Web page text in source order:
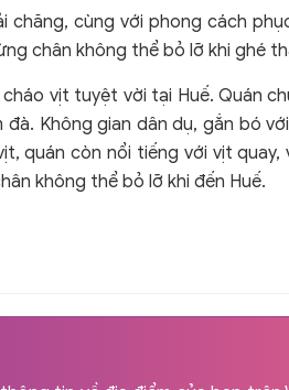
chăng, cùng với phong cách
chân không thể bỏ lỡ khi ghé
vịt tuyệt vời tại Huế. Quán
Không gian dân dụ, gắn bó
quán còn nổi tiếng với vịt
không thể bỏ lỡ khi đến Huế.